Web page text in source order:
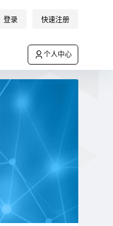
登录 快速注册
个人中心